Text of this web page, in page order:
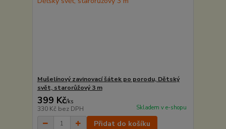
Mušelínový zavinovací šátek po porodu, Dětský
svět, starorůžový 3 m
399 Kč/ks
330 Kč bez DPH Skladem v e-shopu
Přidat do košíku